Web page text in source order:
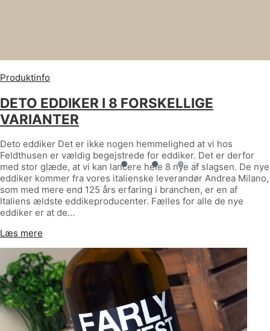
Produktinfo
DETO EDDIKER I 8 FORSKELLIGE
VARIANTER
Deto eddiker Det er ikke nogen hemmelighed at vi hos
Feldthusen er vældig begejstrede for eddiker. Det er derfor
med stor glæde, at vi kan lancere hele 8 nye af slagsen. De nye
eddiker kommer fra vores italienske leverandør Andrea Milano,
som med mere end 125 års erfaring i branchen, er en af
Italiens ældste eddikeproducenter. Fælles for alle de nye
eddiker er at de…
Læs mere